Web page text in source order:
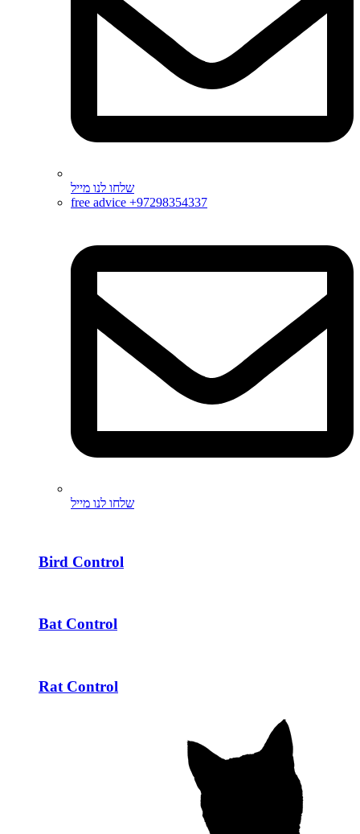
שלחו לנו מייל
free advice +97298354337
שלחו לנו מייל
Bird Control
Bat Control
Rat Control